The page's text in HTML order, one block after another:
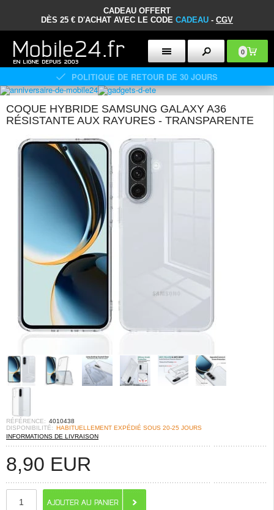
CADEAU OFFERT
DÈS 25 € D'ACHAT AVEC LE CODE CADEAU - CGV
0
POLITIQUE DE RETOUR DE 30 JOURS
COQUE HYBRIDE SAMSUNG GALAXY A36
RÉSISTANTE AUX RAYURES - TRANSPARENTE
RÉFÉRENCE: 4010438
DISPONIBILITÉ: HABITUELLEMENT EXPÉDIÉ SOUS 20-25 JOURS
INFORMATIONS DE LIVRAISON
8,90 EUR